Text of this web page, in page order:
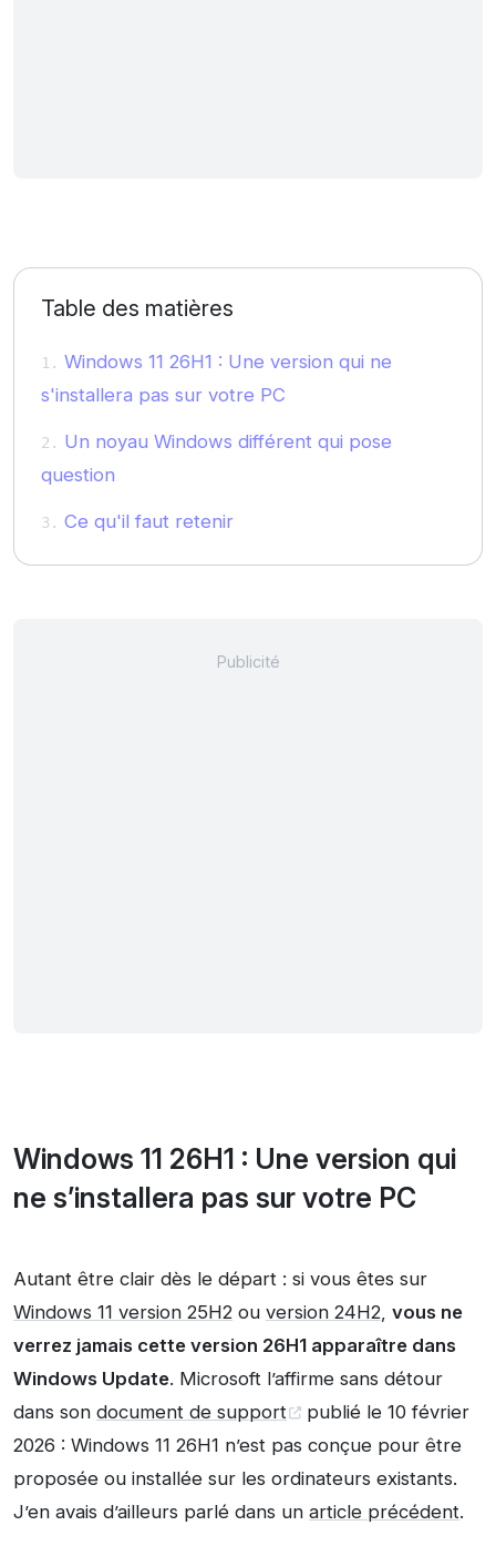
Table des matières
Windows 11 26H1 : Une version qui ne
s'installera pas sur votre PC
Un noyau Windows différent qui pose
question
Ce qu'il faut retenir
Windows 11 26H1 : Une version qui
ne s’installera pas sur votre PC
Autant être clair dès le départ : si vous êtes sur
Windows 11 version 25H2 ou version 24H2, vous ne
verrez jamais cette version 26H1 apparaître dans
Windows Update. Microsoft l’affirme sans détour
dans son document de support
publié le 10 février
2026 : Windows 11 26H1 n’est pas conçue pour être
proposée ou installée sur les ordinateurs existants.
J’en avais d’ailleurs parlé dans un article précédent.